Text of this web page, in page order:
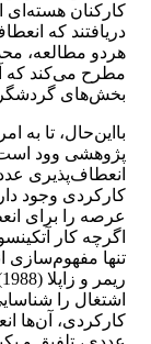
دریافتند که
هردو مطالعه،
مطرح می‌کند که
بخش‌های
بااین‌حال، تا به
پژوهشی وود
انعطاف‌پذیری
کارکردی وجود
عرصه را برای
اگرچه کار
تنها مفهوم‌سازی
اشتغال را
کارکردی، آن‌ها